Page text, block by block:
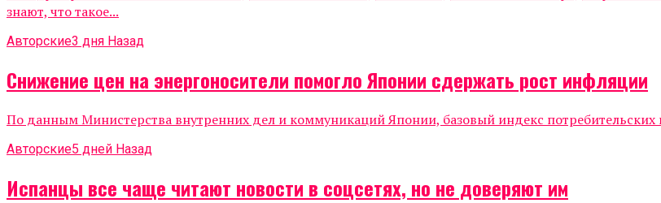
знают, что такое...
Авторские3 дня Назад
Снижение цен на энергоносители помогло Японии сдержать рост инфляции
По данным Министерства внутренних дел и коммуникаций Японии, базовый индекс потребительских
Авторские5 дней Назад
Испанцы все чаще читают новости в соцсетях, но не доверяют им